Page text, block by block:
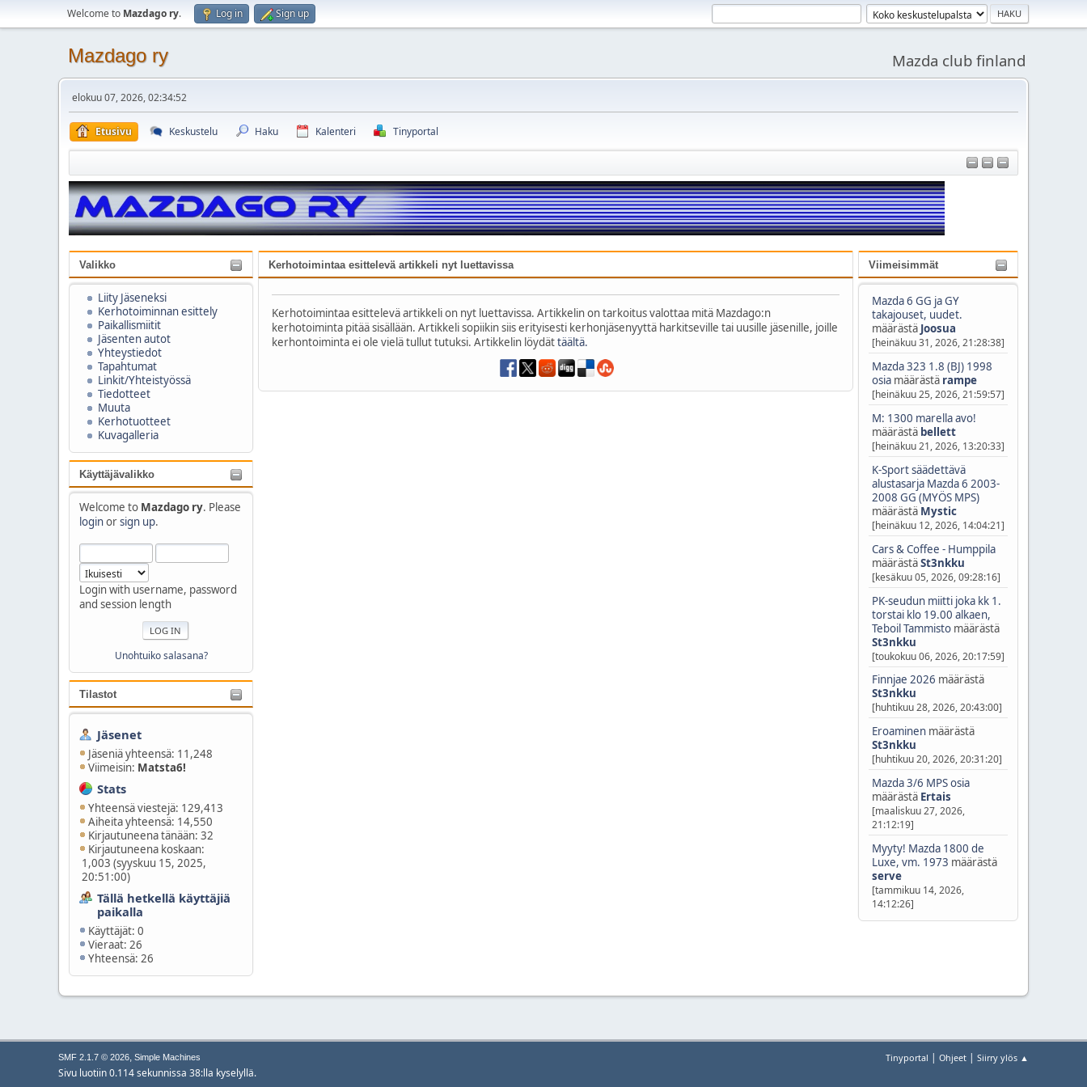
Welcome to Mazdago ry. Log in Sign up
Mazdago ry Mazda club finland
elokuu 07, 2026, 02:34:52
Etusivu Keskustelu Haku Kalenteri Tinyportal
Valikko
Liity Jäseneksi
Kerhotoiminnan esittely
Paikallismiitit
Jäsenten autot
Yhteystiedot
Tapahtumat
Linkit/Yhteistyössä
Tiedotteet
Muuta
Kerhotuotteet
Kuvagalleria
Käyttäjävalikko
Welcome to Mazdago ry. Please
loginorsign up.
Login with username, password
and session length
Unohtuiko salasana?
Tilastot
Jäsenet
Jäseniä yhteensä: 11,248
Viimeisin: Matsta6!
Stats
Yhteensä viestejä: 129,413
Aiheita yhteensä: 14,550
Kirjautuneena tänään: 32
Kirjautuneena koskaan:
1,003 (syyskuu 15, 2025,
20:51:00)
Tällä hetkellä käyttäjiä
paikalla
Käyttäjät: 0
Vieraat: 26
Yhteensä: 26
Viimeisimmät
Mazda 6 GG ja GY
takajouset, uudet.
määrästä Joosua
[heinäkuu 31, 2026, 21:28:38]
Mazda 323 1.8 (BJ) 1998
osiamäärästä rampe
[heinäkuu 25, 2026, 21:59:57]
M: 1300 marella avo!
määrästä bellett
[heinäkuu 21, 2026, 13:20:33]
K-Sport säädettävä
alustasarja Mazda 6 2003-
2008 GG (MYÖS MPS)
määrästä Mystic
[heinäkuu 12, 2026, 14:04:21]
Cars & Coffee - Humppila
määrästäSt3nkku
[kesäkuu 05, 2026, 09:28:16]
PK-seudun miitti joka kk 1.
torstai klo 19.00 alkaen,
Teboil Tammistomäärästä
St3nkku
[toukokuu 06, 2026, 20:17:59]
Finnjae 2026 määrästä
St3nkku
[huhtikuu 28, 2026, 20:43:00]
Eroaminenmäärästä
St3nkku
[huhtikuu 20, 2026, 20:31:20]
Mazda 3/6 MPS osia
määrästä Ertais
[maaliskuu 27, 2026,
21:12:19]
Myyty! Mazda 1800 de
Luxe, vm. 1973 määrästä
serve
[tammikuu 14, 2026,
14:12:26]
Kerhotoimintaa esittelevä artikkeli nyt luettavissa
Kerhotoimintaa esittelevä artikkeli on nyt luettavissa. Artikkelin on tarkoitus valottaa mitä Mazdago:n
kerhotoiminta pitää sisällään. Artikkeli sopiikin siis erityisesti kerhonjäsenyyttä harkitseville tai uusille jäsenille, joille
kerhontoiminta ei ole vielä tullut tutuksi. Artikkelin löydättäältä.
Tinyportal | Ohjeet | Siirry ylös ▲
SMF 2.1.7 © 2026, Simple Machines
Sivu luotiin 0.114 sekunnissa 38:lla kyselyllä.